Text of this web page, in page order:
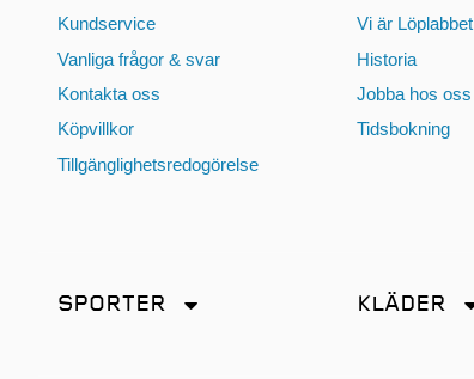
Kundservice
Vanliga frågor & svar
Kontakta oss
Köpvillkor
Tillgänglighetsredogörelse
Vi är Löplabbet
Historia
Jobba hos oss
Tidsbokning
SPORTER KLÄDER